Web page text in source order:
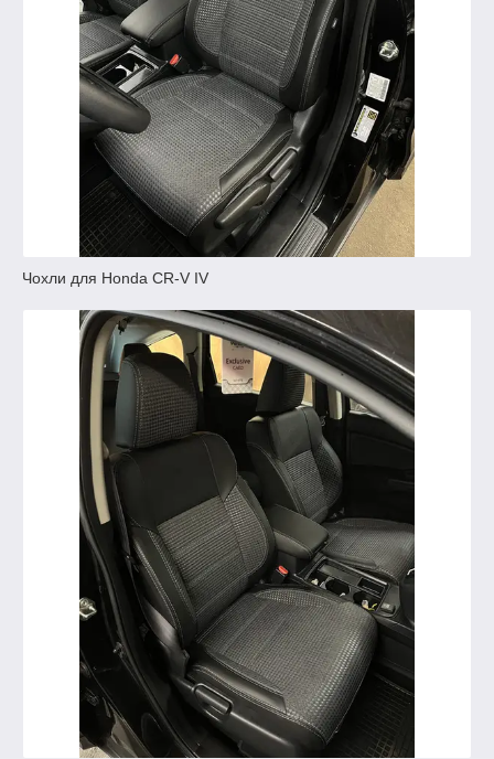
Чохли для Honda CR-V IV